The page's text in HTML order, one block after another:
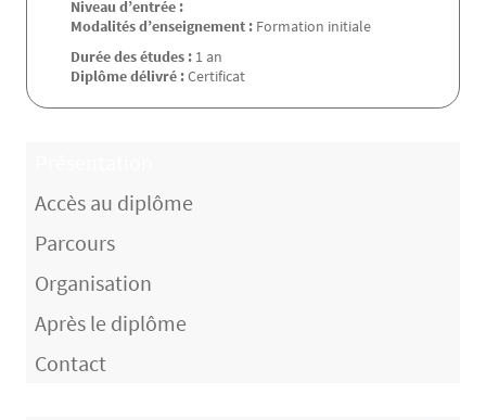
Niveau d’entrée :
Modalités d’enseignement : Formation initiale
Durée des études : 1 an
Diplôme délivré :Certificat
Accès au diplôme
Parcours
Organisation
Après le diplôme
Contact